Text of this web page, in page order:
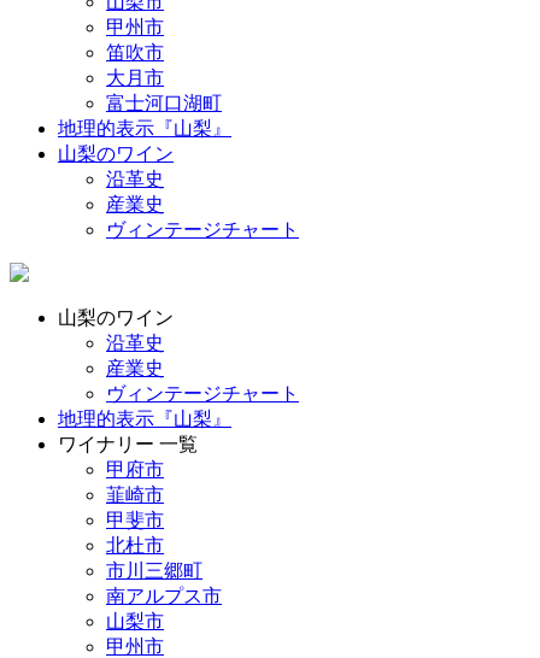
甲州市
笛吹市
大月市
富士河口湖町
地理的表示『山梨』
山梨のワイン
沿革史
産業史
ヴィンテージチャート
山梨のワイン
沿革史
産業史
ヴィンテージチャート
地理的表示『山梨』
ワイナリー 一覧
甲府市
韮崎市
甲斐市
北杜市
市川三郷町
南アルプス市
山梨市
甲州市